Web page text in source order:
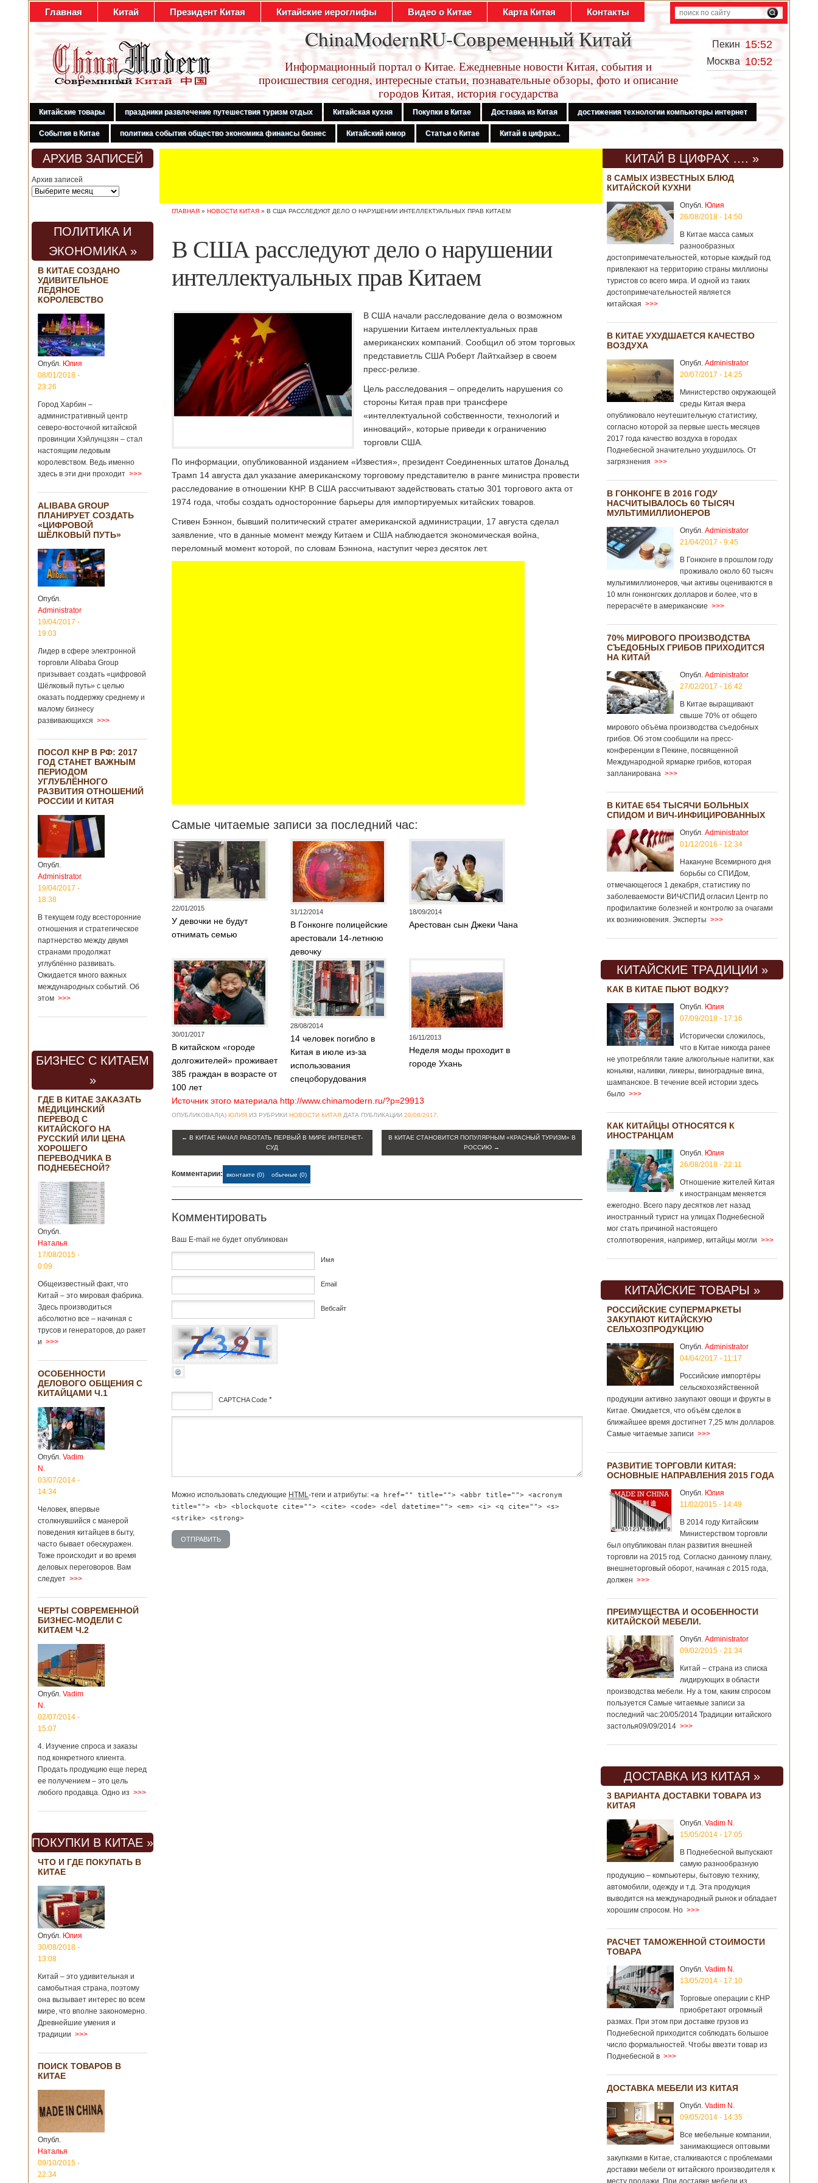
Главная Китай Президент Китая Китайские иероглифы Видео о Китае Карта Китая Контакты
ChinaModernRU-Современный Китай
Информационный портал о Китае. Ежедневные новости Китая, события и
происшествия сегодня, интересные статьи, познавательные обзоры, фото и описание
городов Китая, история государства
Пекин 15:52
Москва 10:52
Китайские товары праздники развлечение путешествия туризм отдых Китайская кухня Покупки в Китае Доставка из Китая достижения технологии компьютеры интернет
События в Китае политика события общество экономика финансы бизнес Китайский юмор Статьи о Китае Китай в цифрах..
АРХИВ ЗАПИСЕЙ
Архив записей
ПОЛИТИКА И
ЭКОНОМИКА »
В КИТАЕ СОЗДАНО
УДИВИТЕЛЬНОЕ
ЛЕДЯНОЕ
КОРОЛЕВСТВО
Опубл. Юлия
08/01/2018 -
23:26
Город Харбин –
административный центр
северо-восточной китайской
провинции Хэйлунцзян – стал
настоящим ледовым
королевством. Ведь именно
здесь в эти дни проходит >>>
ALIBABA GROUP
ПЛАНИРУЕТ СОЗДАТЬ
«ЦИФРОВОЙ
ШЁЛКОВЫЙ ПУТЬ»
Опубл.
Administrator
19/04/2017 -
19:03
Лидер в сфере электронной
торговли Alibaba Group
призывает создать «цифровой
Шёлковый путь» с целью
оказать поддержку среднему и
малому бизнесу
развивающихся >>>
ПОСОЛ КНР В РФ: 2017
ГОД СТАНЕТ ВАЖНЫМ
ПЕРИОДОМ
УГЛУБЛЁННОГО
РАЗВИТИЯ ОТНОШЕНИЙ
РОССИИ И КИТАЯ
Опубл.
Administrator
19/04/2017 -
18:38
В текущем году всесторонние
отношения и стратегическое
партнерство между двумя
странами продолжат
углублённо развивать.
Ожидается много важных
международных событий. Об
этом >>>
БИЗНЕС С КИТАЕМ
»
ГДЕ В КИТАЕ ЗАКАЗАТЬ
МЕДИЦИНСКИЙ
ПЕРЕВОД С
КИТАЙСКОГО НА
РУССКИЙ ИЛИ ЦЕНА
ХОРОШЕГО
ПЕРЕВОДЧИКА В
ПОДНЕБЕСНОЙ?
Опубл.
Наталья
17/08/2015 -
0:09
Общеизвестный факт, что
Китай – это мировая фабрика.
Здесь производиться
абсолютно все – начиная с
трусов и генераторов, до ракет
и >>>
ОСОБЕННОСТИ
ДЕЛОВОГО ОБЩЕНИЯ С
КИТАЙЦАМИ Ч.1
Опубл. Vadim
N.
03/07/2014 -
14:34
Человек, впервые
столкнувшийся с манерой
поведения китайцев в быту,
часто бывает обескуражен.
Тоже происходит и во время
деловых переговоров. Вам
следует >>>
ЧЕРТЫ СОВРЕМЕННОЙ
БИЗНЕС-МОДЕЛИ С
КИТАЕМ Ч.2
Опубл. Vadim
N.
02/07/2014 -
15:07
4. Изучение спроса и заказы
под конкретного клиента.
Продать продукцию еще перед
ее получением – это цель
любого продавца. Одно из >>>
ПОКУПКИ В КИТАЕ »
ЧТО И ГДЕ ПОКУПАТЬ В
КИТАЕ
Опубл. Юлия
30/08/2018 -
13:08
Китай – это удивительная и
самобытная страна, поэтому
она вызывает интерес во всем
мире, что вполне закономерно.
Древнейшие умения и
традиции >>>
ПОИСК ТОВАРОВ В
КИТАЕ
Опубл.
Наталья
09/10/2015 -
22:34
ГЛАВНАЯ » НОВОСТИ КИТАЯ » В США РАССЛЕДУЮТ ДЕЛО О НАРУШЕНИИ ИНТЕЛЛЕКТУАЛЬНЫХ ПРАВ КИТАЕМ
В США расследуют дело о нарушении
интеллектуальных прав Китаем
В США начали расследование дела о возможном
нарушении Китаем интеллектуальных прав
американских компаний. Сообщил об этом торговых
представиетль США Роберт Лайтхайзер в своем
пресс-релизе.
Цель расследования – определить нарушения со
стороны Китая прав при трансфере
«интеллектуальной собственности, технологий и
инноваций», которые приведи к ограничению
торговли США.
По информации, опубликованной изданием «Известия», президент Соединенных штатов Дональд
Трамп 14 августа дал указание американскому торговому представителю в ранге министра провести
расследование в отношении КНР. В США рассчитывают задействовать статью 301 торгового акта от
1974 года, чтобы создать односторонние барьеры для импортируемых китайских товаров.
Стивен Бэннон, бывший политический стратег американской администрации, 17 августа сделал
заявление, что в данные момент между Китаем и США наблюдается экономическая война,
переломный момент которой, по словам Бэннона, наступит через десяток лет.
Самые читаемые записи за последний час:
22/01/2015
У девочки не будут
отнимать семью
31/12/2014
В Гонконге полицейские
арестовали 14-летнюю
девочку
18/09/2014
Арестован сын Джеки Чана
30/01/2017
В китайском «городе
долгожителей» проживает
385 граждан в возрасте от
100 лет
28/08/2014
14 человек погибло в
Китая в июле из-за
использования
спецоборудования
16/11/2013
Неделя моды проходит в
городе Ухань
Источник этого материала http://www.chinamodern.ru/?p=29913
ОПУБЛИКОВАЛ(А) ЮЛИЯ ИЗ РУБРИКИ НОВОСТИ КИТАЯ ДАТА ПУБЛИКАЦИИ 20/08/2017
← В КИТАЕ НАЧАЛ РАБОТАТЬ ПЕРВЫЙ В МИРЕ ИНТЕРНЕТ-
СУД
В КИТАЕ СТАНОВИТСЯ ПОПУЛЯРНЫМ «КРАСНЫЙ ТУРИЗМ» В
РОССИЮ →
Комментарии: вконтакте (0) обычные (0)
Комментировать
Baш E-mail не будет опубликован
Имя
Email
Вебсайт
CAPTCHA Code *
Можно использовать следующие HTML-теги и атрибуты: <a href="" title=""> <abbr title=""> <acronym
title=""> <b> <blockquote cite=""> <cite> <code> <del datetime=""> <em> <i> <q cite=""> <s>
<strike> <strong>
КИТАЙ В ЦИФРАХ …. »
8 САМЫХ ИЗВЕСТНЫХ БЛЮД
КИТАЙСКОЙ КУХНИ
Опубл. Юлия
26/08/2018 - 14:50
В Китае масса самых
разнообразных
достопримечательностей, которые каждый год
привлекают на территорию страны миллионы
туристов со всего мира. И одной из таких
достопримечательностей является
китайская >>>
В КИТАЕ УХУДШАЕТСЯ КАЧЕСТВО
ВОЗДУХА
Опубл. Administrator
20/07/2017 - 14:25
Министерство окружающей
среды Китая вчера
опубликовало неутешительную статистику,
согласно которой за первые шесть месяцев
2017 года качество воздуха в городах
Поднебесной значительно ухудшилось. От
загрязнения >>>
В ГОНКОНГЕ В 2016 ГОДУ
НАСЧИТЫВАЛОСЬ 60 ТЫСЯЧ
МУЛЬТИМИЛЛИОНЕРОВ
Опубл. Administrator
21/04/2017 - 9:45
В Гонконге в прошлом году
проживало около 60 тысяч
мультимиллионеров, чьи активы оцениваются в
10 млн гонконгских долларов и более, что в
перерасчёте в американские >>>
70% МИРОВОГО ПРОИЗВОДСТВА
СЪЕДОБНЫХ ГРИБОВ ПРИХОДИТСЯ
НА КИТАЙ
Опубл. Administrator
27/02/2017 - 16:42
В Китае выращивают
свыше 70% от общего
мирового объёма производства съедобных
грибов. Об этом сообщили на пресс-
конференции в Пекине, посвященной
Международной ярмарке грибов, которая
запланирована >>>
В КИТАЕ 654 ТЫСЯЧИ БОЛЬНЫХ
СПИДОМ И ВИЧ-ИНФИЦИРОВАННЫХ
Опубл. Administrator
01/12/2016 - 12:34
Накануне Всемирного дня
борьбы со СПИДом,
отмечающегося 1 декабря, статистику по
заболеваемости ВИЧ/СПИД огласил Центр по
профилактике болезней и контролю за очагами
их возникновения. Эксперты >>>
КИТАЙСКИЕ ТРАДИЦИИ »
КАК В КИТАЕ ПЬЮТ ВОДКУ?
Опубл. Юлия
07/09/2018 - 17:16
Исторически сложилось,
что в Китае никогда ранее
не употребляли такие алкогольные напитки, как
коньяки, наливки, ликеры, виноградные вина,
шампанское. В течение всей истории здесь
было >>>
КАК КИТАЙЦЫ ОТНОСЯТСЯ К
ИНОСТРАНЦАМ
Опубл. Юлия
26/08/2018 - 22:11
Отношение жителей Китая
к иностранцам меняется
ежегодно. Всего пару десятков лет назад
иностранный турист на улицах Поднебесной
мог стать причиной настоящего
столпотворения, например, китайцы могли >>>
КИТАЙСКИЕ ТОВАРЫ »
РОССИЙСКИЕ СУПЕРМАРКЕТЫ
ЗАКУПАЮТ КИТАЙСКУЮ
СЕЛЬХОЗПРОДУКЦИЮ
Опубл. Administrator
04/04/2017 - 11:17
Российские импортёры
сельскохозяйственной
продукции активно закупают овощи и фрукты в
Китае. Ожидается, что объём сделок в
ближайшее время достигнет 7,25 млн долларов.
Самые читаемые записи >>>
РАЗВИТИЕ ТОРГОВЛИ КИТАЯ:
ОСНОВНЫЕ НАПРАВЛЕНИЯ 2015 ГОДА
Опубл. Юлия
11/02/2015 - 14:49
В 2014 году Китайским
Министерством торговли
был опубликован план развития внешней
торговли на 2015 год. Согласно данному плану,
внешнеторговый оборот, начиная с 2015 года,
должен >>>
ПРЕИМУЩЕСТВА И ОСОБЕННОСТИ
КИТАЙСКОЙ МЕБЕЛИ.
Опубл. Administrator
09/02/2015 - 21:34
Китай – страна из списка
лидирующих в области
производства мебели. Ну а том, каким спросом
пользуется Самые читаемые записи за
последний час:20/05/2014 Традиции китайского
застолья09/09/2014 >>>
ДОСТАВКА ИЗ КИТАЯ »
3 ВАРИАНТА ДОСТАВКИ ТОВАРА ИЗ
КИТАЯ
Опубл. Vadim N.
15/05/2014 - 17:05
В Поднебесной выпускают
самую разнообразную
продукцию – компьютеры, бытовую технику,
автомобили, одежду и т.д. Эта продукция
выводится на международный рынок и обладает
хорошим спросом. Но >>>
РАСЧЕТ ТАМОЖЕННОЙ СТОИМОСТИ
ТОВАРА
Опубл. Vadim N.
13/05/2014 - 17:10
Торговые операции с КНР
приобретают огромный
размах. При этом при доставке грузов из
Поднебесной приходится соблюдать большое
число формальностей. Чтобы ввезти товар из
Поднебесной в >>>
ДОСТАВКА МЕБЕЛИ ИЗ КИТАЯ
Опубл. Vadim N.
09/05/2014 - 14:35
Все мебельные компании,
занимающиеся оптовыми
закупками в Китае, сталкиваются с проблемами
доставки мебели от китайского производителя к
месту продажи. При доставке мебели из